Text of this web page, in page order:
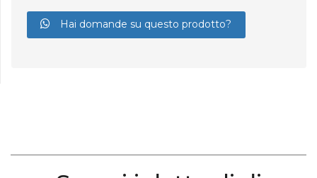
Hai domande su questo prodotto?